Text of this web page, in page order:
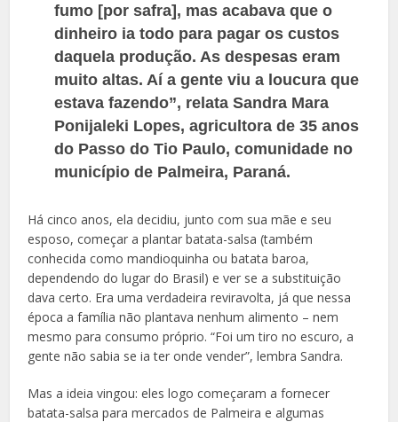
fumo [por safra], mas acabava que o
dinheiro ia todo para pagar os custos
daquela produção. As despesas eram
muito altas. Aí a gente viu a loucura que
estava fazendo”, relata Sandra Mara
Ponijaleki Lopes, agricultora de 35 anos
do Passo do Tio Paulo, comunidade no
município de Palmeira, Paraná.
Há cinco anos, ela decidiu, junto com sua mãe e seu
esposo, começar a plantar batata-salsa (também
conhecida como mandioquinha ou batata baroa,
dependendo do lugar do Brasil) e ver se a substituição
dava certo. Era uma verdadeira reviravolta, já que nessa
época a família não plantava nenhum alimento – nem
mesmo para consumo próprio. “Foi um tiro no escuro, a
gente não sabia se ia ter onde vender”, lembra Sandra.
Mas a ideia vingou: eles logo começaram a fornecer
batata-salsa para mercados de Palmeira e algumas